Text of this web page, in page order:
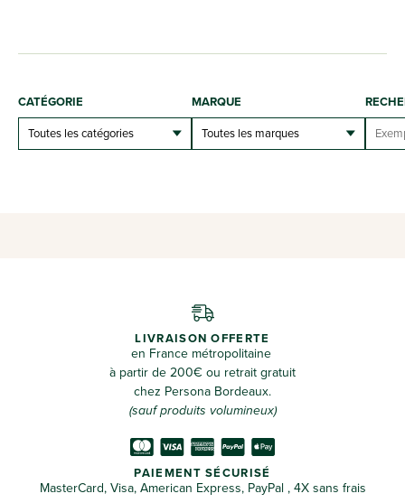
CATÉGORIE MARQUE
LIVRAISON OFFERTE
en France métropolitaine
à partir de 200€ ou retrait gratuit
chez Persona Bordeaux.
(sauf produits volumineux)
PAIEMENT SÉCURISÉ
MasterCard, Visa, American Express, PayPal , 4X sans frais